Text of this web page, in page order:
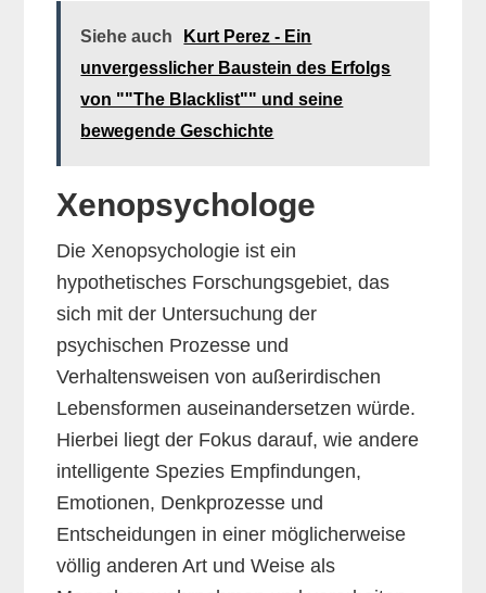
Siehe auch
Kurt Perez - Ein
unvergesslicher Baustein des Erfolgs
von ""The Blacklist"" und seine
bewegende Geschichte
Xenopsychologe
Die Xenopsychologie ist ein
hypothetisches Forschungsgebiet, das
sich mit der Untersuchung der
psychischen Prozesse und
Verhaltensweisen von außerirdischen
Lebensformen auseinandersetzen würde.
Hierbei liegt der Fokus darauf, wie andere
intelligente Spezies Empfindungen,
Emotionen, Denkprozesse und
Entscheidungen in einer möglicherweise
völlig anderen Art und Weise als